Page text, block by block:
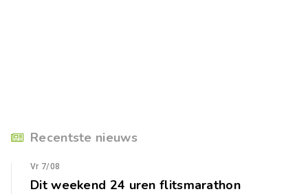
Recentste nieuws
Vr 7/08
Dit weekend 24 uren flitsmarathon